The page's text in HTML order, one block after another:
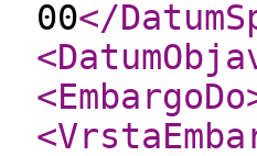
00</
<EmbargoDo